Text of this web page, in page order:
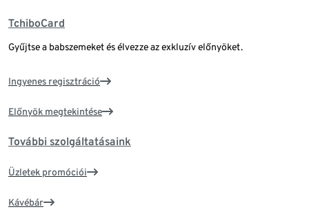
TchiboCard
Gyűjtse a babszemeket és élvezze az exkluzív előnyöket.
Ingyenes regisztráció
Előnyök megtekintése
További szolgáltatásaink
Üzletek promóciói
Kávébár